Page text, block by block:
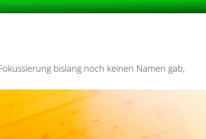
bislang noch keinen Namen gab,